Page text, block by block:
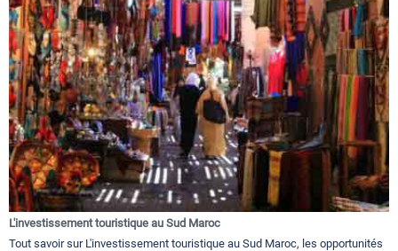
L'investissement touristique au Sud Maroc
Tout savoir sur L'investissement touristique au Sud Maroc, les opportunités